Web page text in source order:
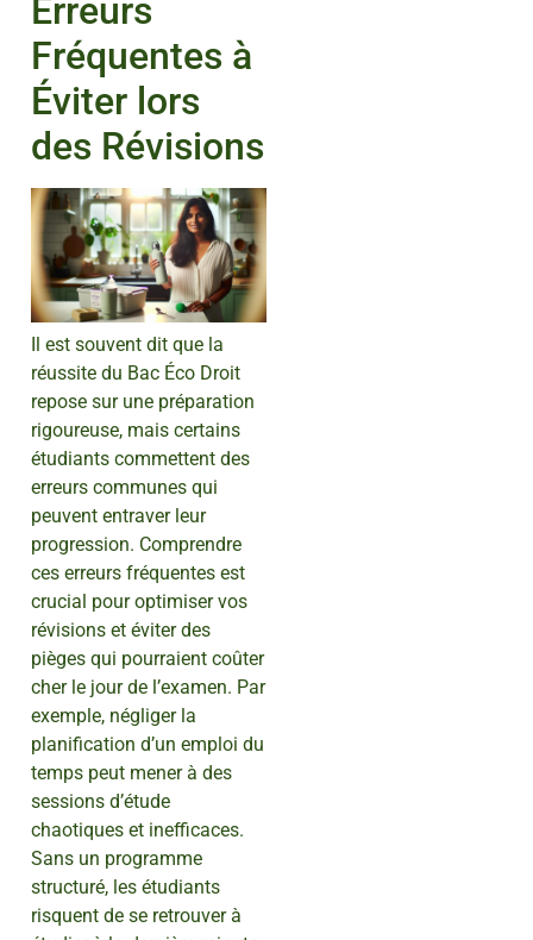
Erreurs
Fréquentes à
Éviter lors
des Révisions
Il est souvent dit que la
réussite du Bac Éco Droit
repose sur une préparation
rigoureuse, mais certains
étudiants commettent des
erreurs communes qui
peuvent entraver leur
progression. Comprendre
ces erreurs fréquentes est
crucial pour optimiser vos
révisions et éviter des
pièges qui pourraient coûter
cher le jour de l’examen. Par
exemple, négliger la
planification d’un emploi du
temps peut mener à des
sessions d’étude
chaotiques et inefficaces.
Sans un programme
structuré, les étudiants
risquent de se retrouver à